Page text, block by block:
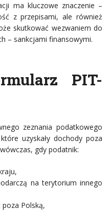
ma kluczowe znaczenie –
z przepisami, ale również
skutkować wezwaniem do
– sankcjami finansowymi.
PIT-
zeznania podatkowego
uzyskały dochody poza
gdy podatnik:
na terytorium innego
Polską,